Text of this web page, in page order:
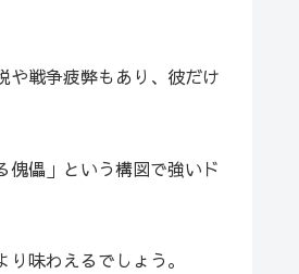
や戦争疲弊もあり、彼だけ
傀儡」という構図で強いド
味わえるでしょう。